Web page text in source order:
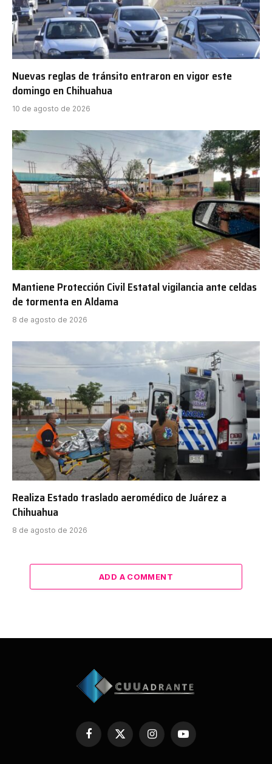
Nuevas reglas de tránsito entraron en vigor este
domingo en Chihuahua
10 de agosto de 2026
Mantiene Protección Civil Estatal vigilancia ante celdas
de tormenta en Aldama
8 de agosto de 2026
Realiza Estado traslado aeromédico de Juárez a
Chihuahua
8 de agosto de 2026
ADD A COMMENT
Facebook
X
InstagramYouTube